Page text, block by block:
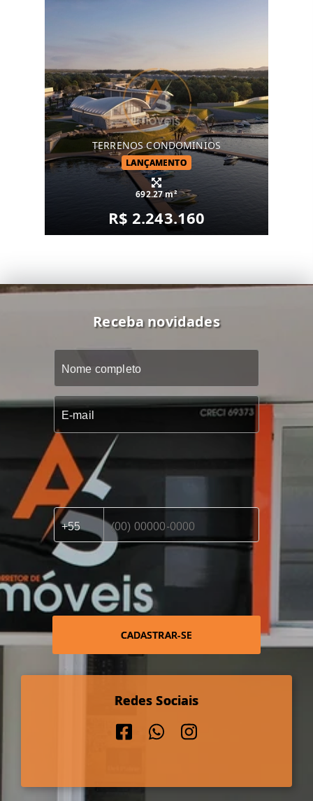
TERRENOS CONDOMINIOS
LANÇAMENTO
692.27 m²
R$ 2.243.160
Receba novidades
CADASTRAR-SE
Redes Sociais